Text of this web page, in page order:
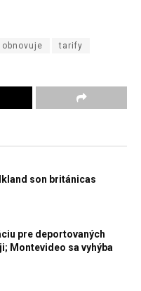
obnovuje tarify
son británicas
pre deportovaných
Montevideo sa vyhýba